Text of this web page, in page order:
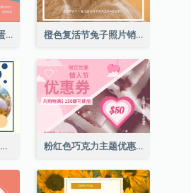
粉色和蓝色复活节彩蛋销售礼品卡 橙色复活节兔子照片销售礼品卡
复活节现金代用礼券(附使用细则) 粉红色巧克力主题优惠券